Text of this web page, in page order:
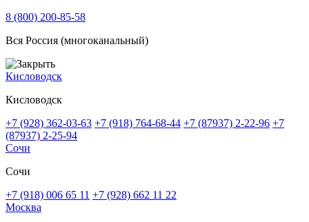
8 (800) 200-85-58
Вся Россия (многоканальный)
Кисловодск
Кисловодск
+7 (928) 362-03-63 +7 (918) 764-68-44 +7 (87937) 2-22-96 +7
(87937) 2-25-94
Сочи
Сочи
+7 (918) 006 65 11 +7 (928) 662 11 22
Москва